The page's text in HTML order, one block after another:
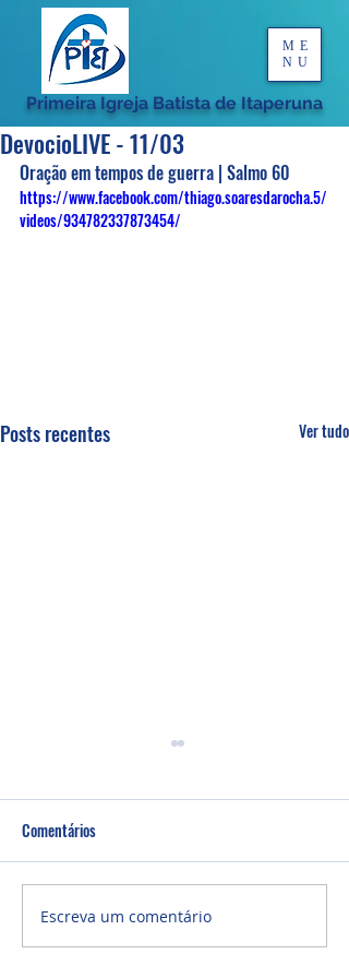
Primeira Igreja Batista de Itaperuna
ME
NU
DevocioLIVE - 11/03
Oração em tempos de guerra | Salmo 60
https://www.facebook.com/thiago.soaresdarocha.5/
videos/934782337873454/
Posts recentes Ver tudo
Comentários
Escreva um comentário